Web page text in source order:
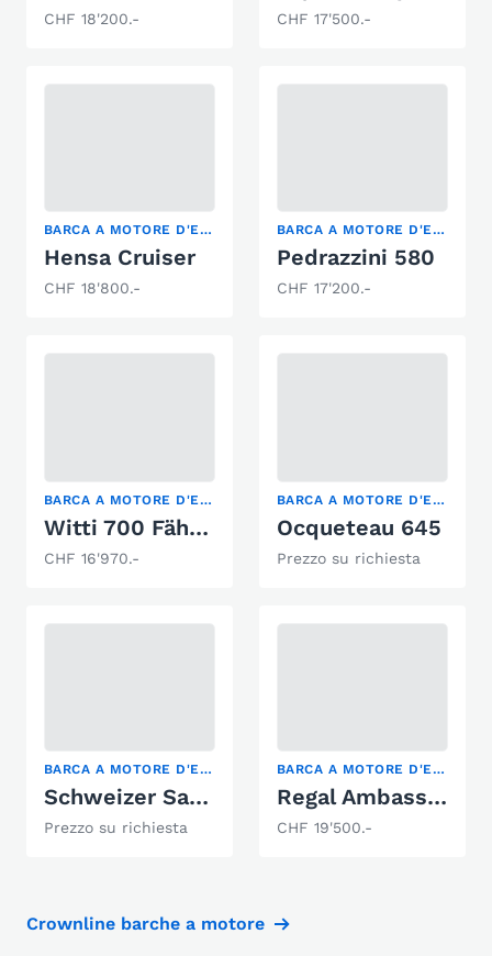
CHF 18'200.- CHF 17'500.-
BARCA A MOTORE D'EPOCA
Hensa Cruiser
CHF 18'800.-
BARCA A MOTORE D'EPOCA
Pedrazzini 580
CHF 17'200.-
BARCA A MOTORE D'EPOCA
Witti 700 Fährboot Mahagoni
CHF 16'970.-
BARCA A MOTORE D'EPOCA
Ocqueteau 645
Prezzo su richiesta
BARCA A MOTORE D'EPOCA
Schweizer Saphire 1B
Prezzo su richiesta
BARCA A MOTORE D'EPOCA, CASA GALLEGGIANTE, YACHT A MOTORE
Regal Ambassador 233 XL
CHF 19'500.-
Crownline barche a motore